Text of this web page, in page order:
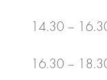
14.30 –
16.30 –